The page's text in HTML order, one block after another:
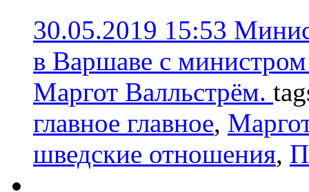
30.05.2019 15:53
в Варшаве с
Маргот Валльстрём.
главное главное,
шведские отношения,